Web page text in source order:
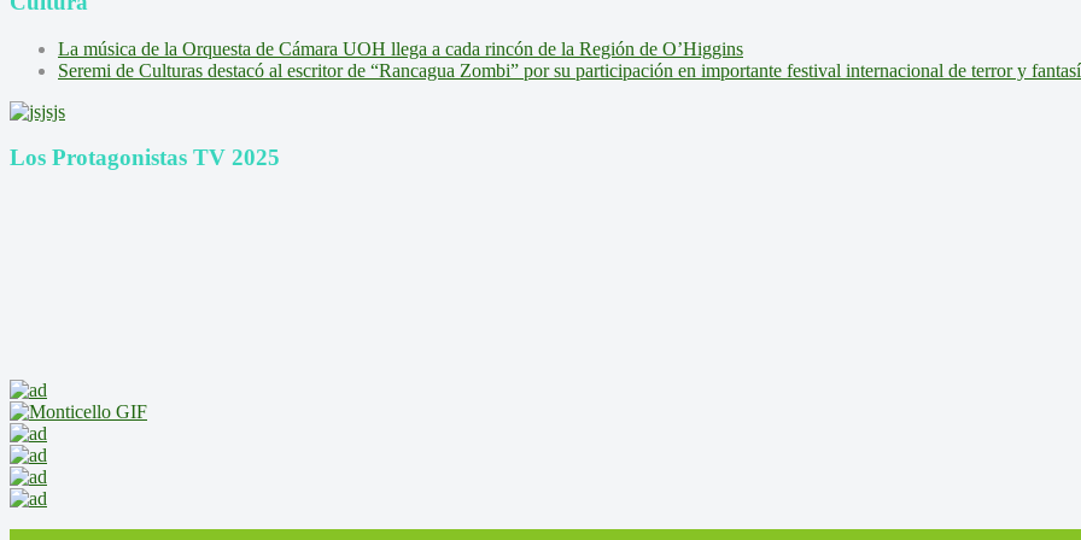
La música de la Orquesta de Cámara UOH llega a cada rincón de la Región de O’Higgins
Seremi de Culturas destacó al escritor de “Rancagua Zombi” por su participación en importante festival internacional de terror y
Los Protagonistas TV 2025